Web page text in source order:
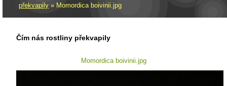
překvapily » Momordica boivinii.jpg
Čím nás rostliny překvapily
Momordica boivinii.jpg